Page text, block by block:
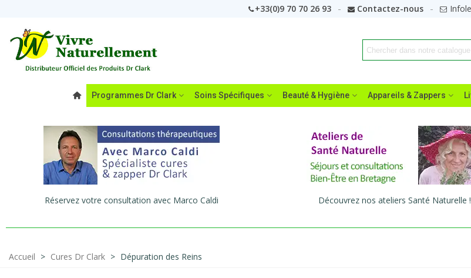
+33(0)9 70 70 26 93 Contactez-nous
Programmes Dr Clark Soins Spécifiques Beauté & Hygiène Appareils & Zappers
Réservez votre consultation avec Marco Caldi Découvrez nos ateliers Santé Naturelle !
Accueil > Cures Dr Clark > Dépuration des Reins